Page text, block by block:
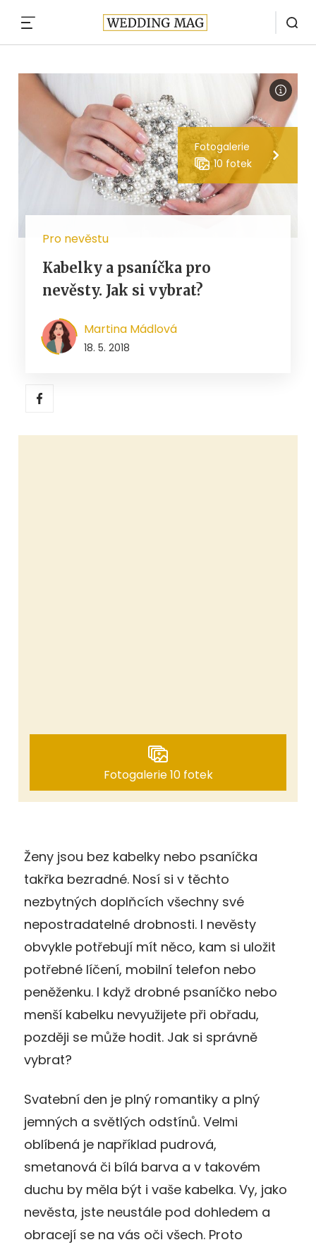
Fotogalerie
10 fotek
Pro nevěstu
Kabelky a psaníčka pro
nevěsty. Jak si vybrat?
Martina Mádlová
18. 5. 2018
Fotogalerie 10 fotek
Ženy jsou bez kabelky nebo psaníčka
takřka bezradné. Nosí si v těchto
nezbytných doplňcích všechny své
nepostradatelné drobnosti. I nevěsty
obvykle potřebují mít něco, kam si uložit
potřebné líčení, mobilní telefon nebo
peněženku. I když drobné psaníčko nebo
menší kabelku nevyužijete při obřadu,
později se může hodit. Jak si správně
vybrat?
Svatební den je plný romantiky a plný
jemných a světlých odstínů. Velmi
oblíbená je například pudrová,
smetanová či bílá barva a v takovém
duchu by měla být i vaše kabelka. Vy, jako
nevěsta, jste neustále pod dohledem a
obracejí se na vás oči všech. Proto